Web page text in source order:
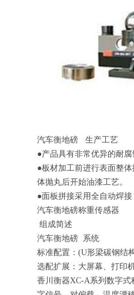
汽车衡地磅 生产工艺
●产品具有非常优异的耐
●板材加工前进行表面整
体抛丸后开始油漆工艺。
●面板拼接采用全自动焊
汽车衡地磅称重传感器
组成简述
汽车衡地磅 系统
标准配置：(U形梁碳钢结
选配扩展：大屏幕、打印
香川衡器XC-A系列数字